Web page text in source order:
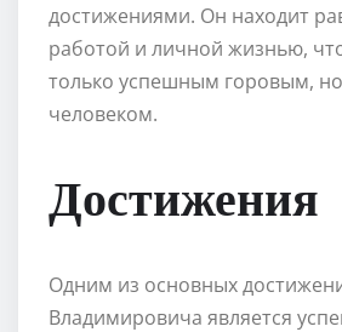
достижениями. Он находит
работой и личной жизнью,
только успешным горовым,
человеком.
Достижения
Одним из основных
Владимировича является